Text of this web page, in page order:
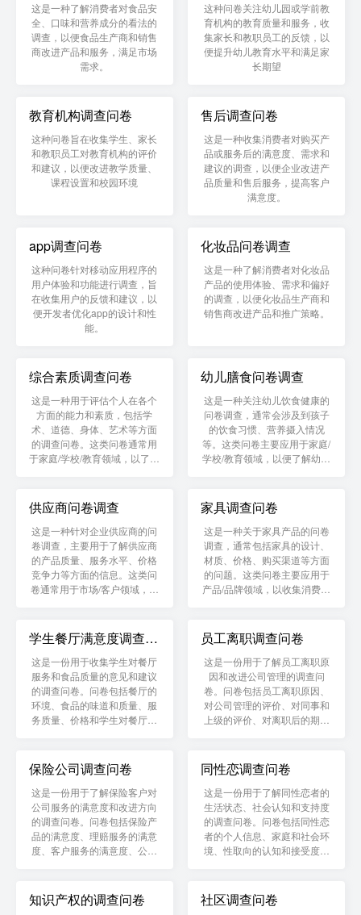
这是一种了解消费者对食品安
全、口味和营养成分的看法的
调查，以便食品生产商和销售
商改进产品和服务，满足市场
需求。
这种问卷关注幼儿园或学前教
育机构的教育质量和服务，收
集家长和教职员工的反馈，以
便提升幼儿教育水平和满足家
长期望
教育机构调查问卷
这种问卷旨在收集学生、家长
和教职员工对教育机构的评价
和建议，以便改进教学质量、
课程设置和校园环境
售后调查问卷
这是一种收集消费者对购买产
品或服务后的满意度、需求和
建议的调查，以便企业改进产
品质量和售后服务，提高客户
满意度。
app调查问卷
这种问卷针对移动应用程序的
用户体验和功能进行调查，旨
在收集用户的反馈和建议，以
便开发者优化app的设计和性
能。
化妆品问卷调查
这是一种了解消费者对化妆品
产品的使用体验、需求和偏好
的调查，以便化妆品生产商和
销售商改进产品和推广策略。
综合素质调查问卷
这是一种用于评估个人在各个
方面的能力和素质，包括学
术、道德、身体、艺术等方面
的调查问卷。这类问卷通常用
于家庭/学校/教育领域，以了解
幼儿膳食问卷调查
这是一种关注幼儿饮食健康的
问卷调查，通常会涉及到孩子
的饮食习惯、营养摄入情况
等。这类问卷主要应用于家庭/
学校/教育领域，以便了解幼儿
供应商问卷调查
这是一种针对企业供应商的问
卷调查，主要用于了解供应商
的产品质量、服务水平、价格
竞争力等方面的信息。这类问
卷通常用于市场/客户领域，帮
家具调查问卷
这是一种关于家具产品的问卷
调查，通常包括家具的设计、
材质、价格、购买渠道等方面
的问题。这类问卷主要应用于
产品/品牌领域，以收集消费者
学生餐厅满意度调查问
卷
这是一份用于收集学生对餐厅
服务和食品质量的意见和建议
的调查问卷。问卷包括餐厅的
环境、食品的味道和质量、服
务质量、价格和学生对餐厅的
员工离职调查问卷
这是一份用于了解员工离职原
因和改进公司管理的调查问
卷。问卷包括员工离职原因、
对公司管理的评价、对同事和
上级的评价、对离职后的期望
保险公司调查问卷
这是一份用于了解保险客户对
公司服务的满意度和改进方向
的调查问卷。问卷包括保险产
品的满意度、理赔服务的满意
度、客户服务的满意度、公司
同性恋调查问卷
这是一份用于了解同性恋者的
生活状态、社会认知和支持度
的调查问卷。问卷包括同性恋
者的个人信息、家庭和社会环
境、性取向的认知和接受度、
知识产权的调查问卷 社区调查问卷